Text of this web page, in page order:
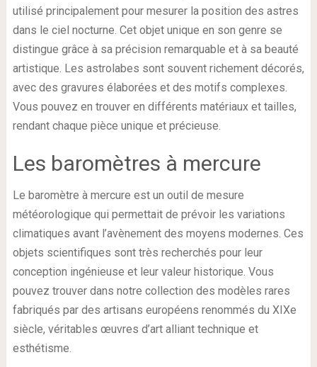
utilisé principalement pour mesurer la position des astres
dans le ciel nocturne. Cet objet unique en son genre se
distingue grâce à sa précision remarquable et à sa beauté
artistique. Les astrolabes sont souvent richement décorés,
avec des gravures élaborées et des motifs complexes.
Vous pouvez en trouver en différents matériaux et tailles,
rendant chaque pièce unique et précieuse.
Les baromètres à mercure
Le baromètre à mercure est un outil de mesure
météorologique qui permettait de prévoir les variations
climatiques avant l’avènement des moyens modernes. Ces
objets scientifiques sont très recherchés pour leur
conception ingénieuse et leur valeur historique. Vous
pouvez trouver dans notre collection des modèles rares
fabriqués par des artisans européens renommés du XIXe
siècle, véritables œuvres d’art alliant technique et
esthétisme.